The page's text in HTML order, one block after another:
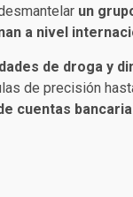
un
a nivel
de droga y
de precisión
cuentas